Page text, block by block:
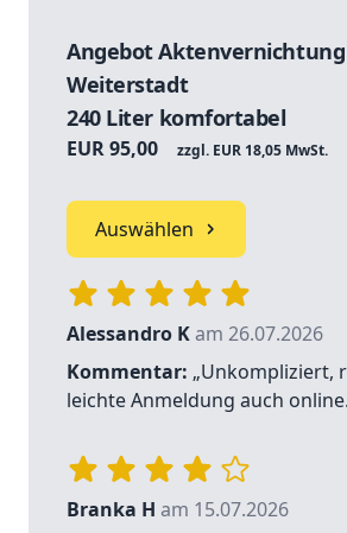
Angebot
Weiterstadt
240 Liter komfortabel
EUR 95,00 zzgl. EUR 18,05 MwSt.
Auswählen
Alessandro Kam 26.07.2026
Kommentar: „Unkompliziert,
leichte Anmeldung auch
Branka H am 15.07.2026